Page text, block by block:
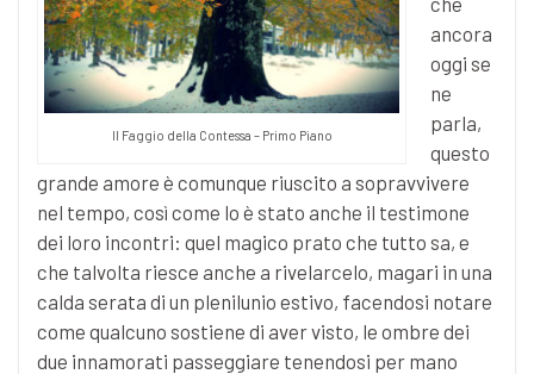
Il Faggio della Contessa – Primo Piano
ancora
oggi se
ne
parla,
questo
grande amore è comunque riuscito a sopravvivere
nel tempo, così come lo è stato anche il testimone
dei loro incontri: quel magico prato che tutto sa, e
che talvolta riesce anche a rivelarcelo, magari in una
calda serata di un plenilunio estivo, facendosi notare
come qualcuno sostiene di aver visto, le ombre dei
due innamorati passeggiare tenendosi per mano